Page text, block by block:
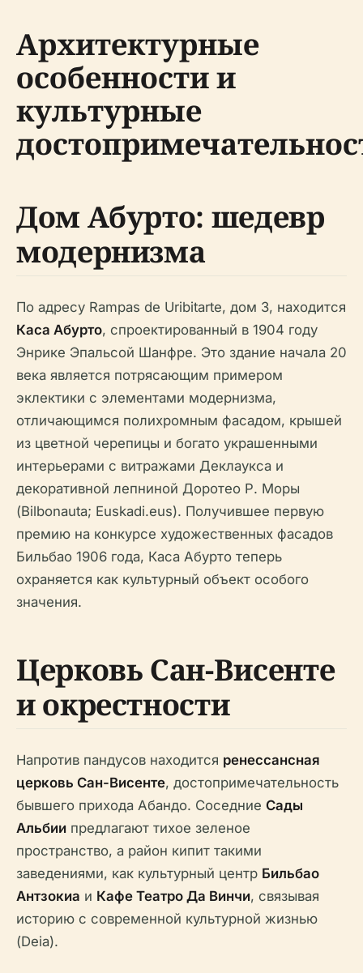
Архитектурные
особенности и
культурные
Дом Абурто: шедевр
модернизма
По адресу Rampas de Uribitarte, дом 3, находится
Каса Абурто, спроектированный в 1904 году
Энрике Эпальсой Шанфре. Это здание начала 20
века является потрясающим примером
эклектики с элементами модернизма,
отличающимся полихромным фасадом, крышей
из цветной черепицы и богато украшенными
интерьерами с витражами Деклаукса и
декоративной лепниной Доротео Р. Моры
(Bilbonauta; Euskadi.eus). Получившее первую
премию на конкурсе художественных фасадов
Бильбао 1906 года, Каса Абурто теперь
охраняется как культурный объект особого
значения.
Церковь Сан-Висенте
и окрестности
Напротив пандусов находится ренессансная
церковь Сан-Висенте, достопримечательность
бывшего прихода Абандо. Соседние Сады
Альбии предлагают тихое зеленое
пространство, а район кипит такими
заведениями, как культурный центр Бильбао
Антзокиа и Кафе Театро Да Винчи, связывая
историю с современной культурной жизнью
(Deia).